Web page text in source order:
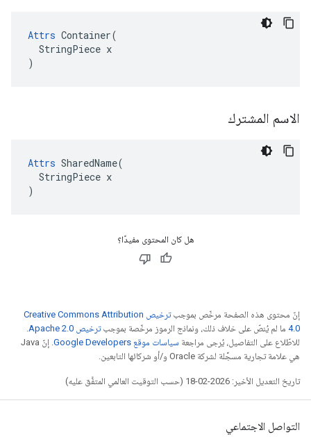
Attrs Container(
  StringPiece x
)
الاسم المشترك
Attrs SharedName(
  StringPiece x
)
هل كان المحتوى مفيدًا؟
إنّ محتوى هذه الصفحة مرخّص بموجب
ترخيص Creative Commons Attribution
4.0‏ ما لم يُنصّ على خلاف ذلك، ونماذج الرموز مرخّصة بموجبترخيص Apache 2.0‏
.
للاطّلاع على التفاصيل، يُرجى مراجعة سياسات موقع Google Developers‏
. إنّ Java
هي علامة تجارية مسجَّلة لشركة Oracle و/أو شركائها التابعين.
تاريخ التعديل الأخير: 2026-02-18 (حسب التوقيت العالمي المتفَّق عليه)
التواصل الاجتماعي